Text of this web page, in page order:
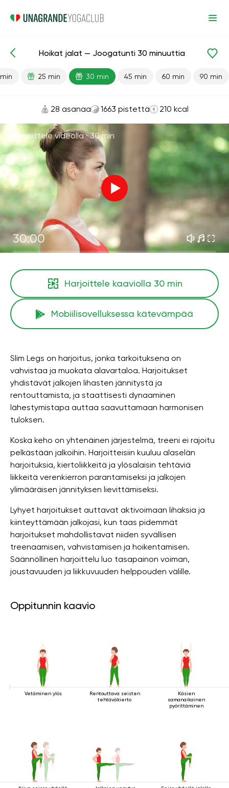
Valmiit oppitunnit Jalat
Hoikat jalat — Joogatunti 30 minuuttia
25 min 30 min 45 min 60 min 90 min
28 asanaa 1663 pistettä 210 kcal
Harjoittele videolla ·30 min
30:00
Harjoittele kaaviolla 30 min
Mobiilisovelluksessa kätevämpää
Slim Legs on harjoitus, jonka tarkoituksena on
vahvistaa ja muokata alavartaloa. Harjoitukset
yhdistävät jalkojen lihasten jännitystä ja
rentouttamista, ja staattisesti dynaaminen
lähestymistapa auttaa saavuttamaan harmonisen
tuloksen.
Koska keho on yhtenäinen järjestelmä, treeni ei rajoitu
pelkästään jalkoihin. Harjoitteisiin kuuluu alaselän
harjoituksia, kiertoliikkeitä ja ylösalaisin tehtäviä
liikkeitä verenkierron parantamiseksi ja jalkojen
ylimääräisen jännityksen lievittämiseksi.
Lyhyet harjoitukset auttavat aktivoimaan lihaksia ja
kiinteyttämään jalkojasi, kun taas pidemmät
harjoitukset mahdollistavat niiden syvällisen
treenaamisen, vahvistamisen ja hoikentamisen.
Säännöllinen harjoittelu luo tasapainon voiman,
joustavuuden ja liikkuvuuden helppouden välille.
Oppitunnin kaavio
Vetäminen ylös
Rentouttava seisten
tehtäväkierto
Käsien
samanaikainen
pyörittäminen